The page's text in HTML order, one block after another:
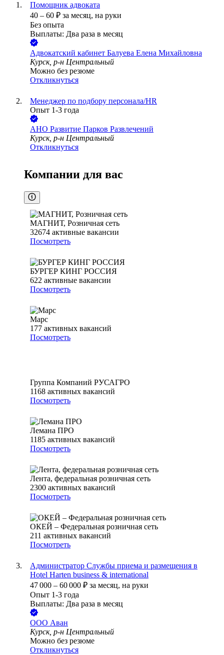
Помощник адвоката
40 – 60 ₽ за месяц, на руки
Без опыта
Выплаты: Два раза в месяц
Адвокатский кабинет Балуева Елена Михайловна
Курск, р-н Центральный
Можно без резюме
Откликнуться
Менеджер по подбору персонала/HR
Опыт 1-3 года
АНО Развитие Парков Развлечений
Курск, р-н Центральный
Откликнуться
Компании для вас
МАГНИТ, Розничная сеть
32674 активные вакансии
Посмотреть
БУРГЕР КИНГ РОССИЯ
622 активные вакансии
Посмотреть
Марс
177 активных вакансий
Посмотреть
Группа Компаний РУСАГРО
1168 активных вакансий
Посмотреть
Лемана ПРО
1185 активных вакансий
Посмотреть
Лента, федеральная розничная сеть
2300 активных вакансий
Посмотреть
ОКЕЙ – Федеральная розничная сеть
211 активных вакансий
Посмотреть
Администратор Службы приема и размещения в
Hotel Harten business & international
47 000 – 60 000 ₽ за месяц, на руки
Опыт 1-3 года
Выплаты: Два раза в месяц
ООО Аван
Курск, р-н Центральный
Можно без резюме
Откликнуться